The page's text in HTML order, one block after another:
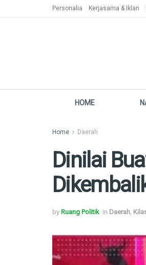
Personalia Kerjasama & Iklan
HOME
Home Daerah
Dinilai
by Ruang Politik in Daerah